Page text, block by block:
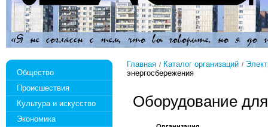
Общество
Происшествия
Культура и искусство
Экономика
Главная Каталог организаций
энергосбережения
Оборудование